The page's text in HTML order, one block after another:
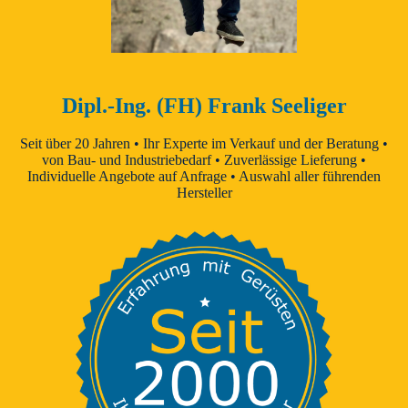
Dipl.-Ing. (FH) Frank Seeliger
Seit über 20 Jahren • Ihr Experte im Verkauf und der Beratung •
von Bau- und Industriebedarf • Zuverlässige Lieferung •
Individuelle Angebote auf Anfrage • Auswahl aller führenden
Hersteller